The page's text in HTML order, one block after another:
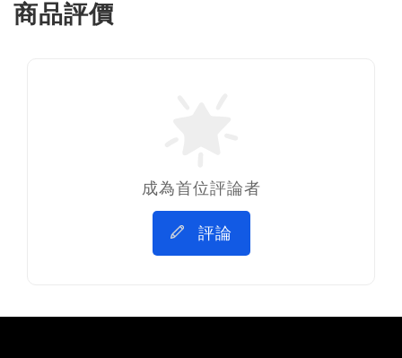
商品評價
成為首位評論者
評論